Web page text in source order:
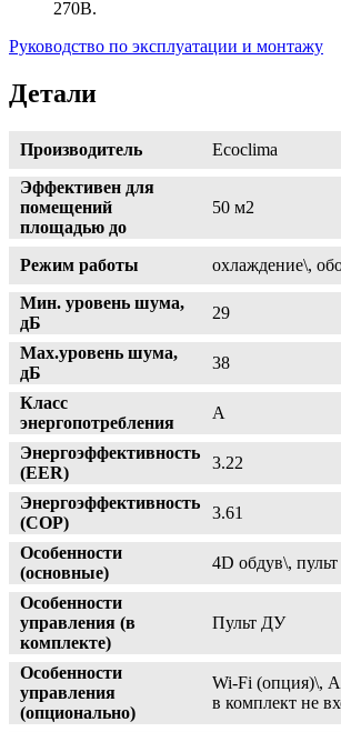
270В.
Руководство по эксплуатации и монтажу
Детали
Производитель
Ecoclima
Эффективен для
помещений
площадью до
50 м2
Режим работы
охлаждение\,
Мин. уровень шума,
дБ
29
Max.уровень шума,
дБ
38
Класс
энергопотребления
А
Энергоэффективность
(EER)
3.22
Энергоэффективность
(COP)
3.61
Особенности
(основные)
4D обдув\,
Особенности
управления (в
комплекте)
Пульт ДУ
Особенности
управления
(опционально)
Wi-Fi (опция)\,
в комплект не